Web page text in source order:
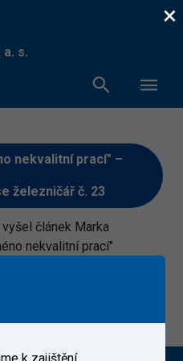
s.
nekvalitní prací" –
železničář č. 23
článek Marka
nekvalitní prací"
×